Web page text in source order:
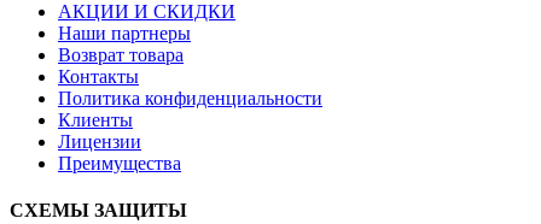
АКЦИИ И СКИДКИ
Наши партнеры
Возврат товара
Контакты
Политика конфиденциальности
Клиенты
Лицензии
Преимущества
СХЕМЫ ЗАЩИТЫ